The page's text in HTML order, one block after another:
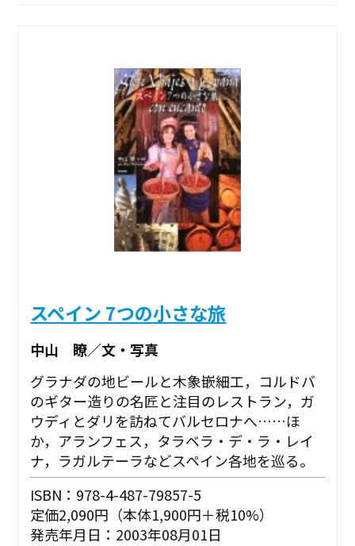
スペイン 7つの小さな旅
中山 瞭／文・写真
グラナダの地ビールと木象嵌細工，コルドバ
のギター造りの名匠と注目のレストラン，ガ
ウディとダリを訪ねてバルセロナへ……ほ
か，アランフェス，タラベラ・デ・ラ・レイ
ナ，ラガルテーラなどスペイン各地を巡る。
ISBN：978-4-487-79857-5
定価2,090円（本体1,900円＋税10%）
発売年月日：2003年08月01日